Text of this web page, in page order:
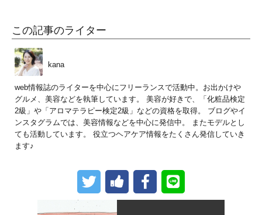
この記事のライター
kana
web情報誌のライターを中心にフリーランスで活動中。お出かけや
グルメ、美容などを執筆しています。 美容が好きで、「化粧品検定
2級」や「アロマテラピー検定2級」などの資格を取得。 ブログやイ
ンスタグラムでは、美容情報などを中心に発信中。 またモデルとし
ても活動しています。 役立つヘアケア情報をたくさん発信していき
ます♪